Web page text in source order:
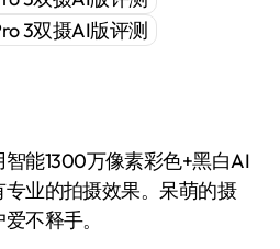
能1300万像素彩色+黑白AI
业的拍摄效果。呆萌的摄
不释手。